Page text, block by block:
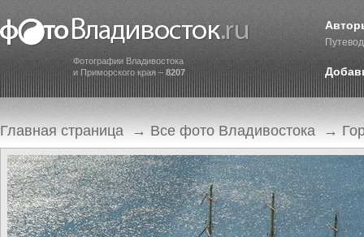
Фотографии Владивостока
и Приморского края – 8207
Главная страница → Все фото Владивостока →